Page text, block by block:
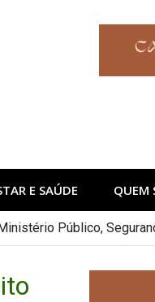
E SAÚDE QUEM
Público,